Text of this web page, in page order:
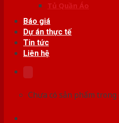
Tủ Quần Áo
Báo giá
Dự án thực tế
Tin tức
Liên hệ
Chưa có sản phẩm trong